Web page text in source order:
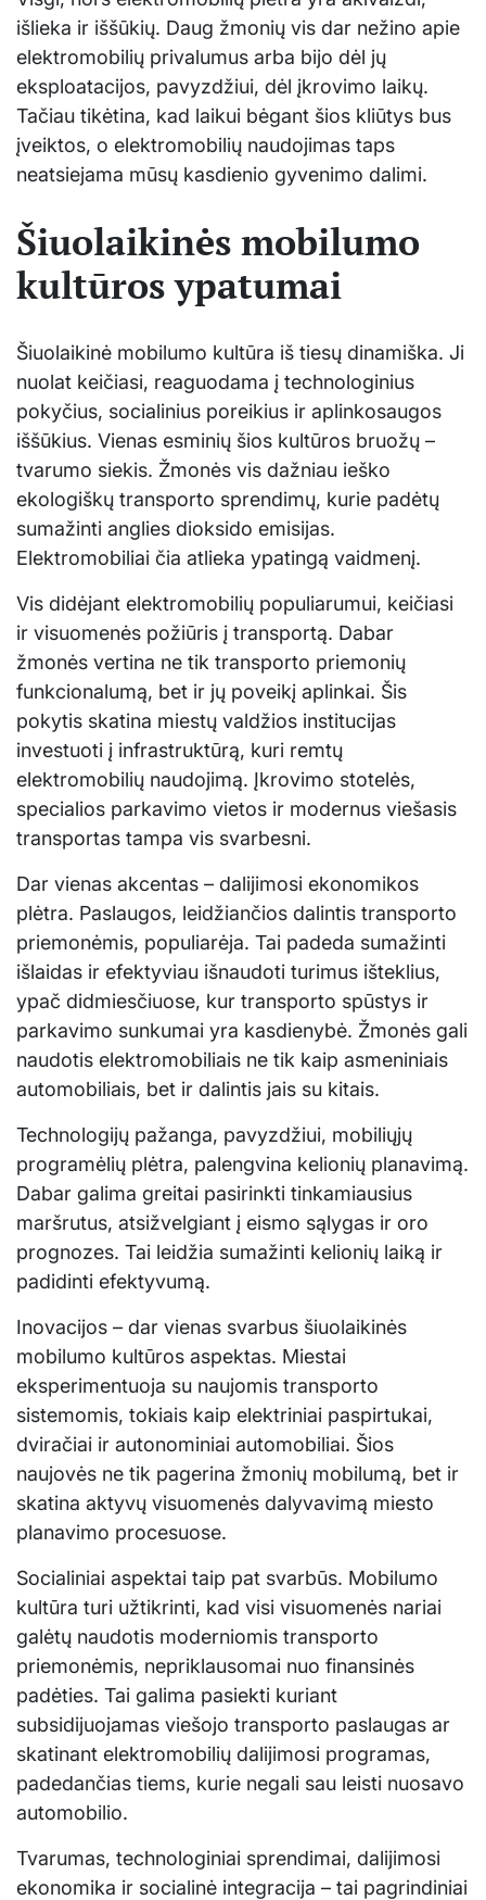
išlieka ir iššūkių. Daug žmonių vis dar nežino apie
elektromobilių privalumus arba bijo dėl jų
eksploatacijos, pavyzdžiui, dėl įkrovimo laikų.
Tačiau tikėtina, kad laikui bėgant šios kliūtys bus
įveiktos, o elektromobilių naudojimas taps
neatsiejama mūsų kasdienio gyvenimo dalimi.
Šiuolaikinės mobilumo
kultūros ypatumai
Šiuolaikinė mobilumo kultūra iš tiesų dinamiška. Ji
nuolat keičiasi, reaguodama į technologinius
pokyčius, socialinius poreikius ir aplinkosaugos
iššūkius. Vienas esminių šios kultūros bruožų –
tvarumo siekis. Žmonės vis dažniau ieško
ekologiškų transporto sprendimų, kurie padėtų
sumažinti anglies dioksido emisijas.
Elektromobiliai čia atlieka ypatingą vaidmenį.
Vis didėjant elektromobilių populiarumui, keičiasi
ir visuomenės požiūris į transportą. Dabar
žmonės vertina ne tik transporto priemonių
funkcionalumą, bet ir jų poveikį aplinkai. Šis
pokytis skatina miestų valdžios institucijas
investuoti į infrastruktūrą, kuri remtų
elektromobilių naudojimą. Įkrovimo stotelės,
specialios parkavimo vietos ir modernus viešasis
transportas tampa vis svarbesni.
Dar vienas akcentas – dalijimosi ekonomikos
plėtra. Paslaugos, leidžiančios dalintis transporto
priemonėmis, populiarėja. Tai padeda sumažinti
išlaidas ir efektyviau išnaudoti turimus išteklius,
ypač didmiesčiuose, kur transporto spūstys ir
parkavimo sunkumai yra kasdienybė. Žmonės gali
naudotis elektromobiliais ne tik kaip asmeniniais
automobiliais, bet ir dalintis jais su kitais.
Technologijų pažanga, pavyzdžiui, mobiliųjų
programėlių plėtra, palengvina kelionių planavimą.
Dabar galima greitai pasirinkti tinkamiausius
maršrutus, atsižvelgiant į eismo sąlygas ir oro
prognozes. Tai leidžia sumažinti kelionių laiką ir
padidinti efektyvumą.
Inovacijos – dar vienas svarbus šiuolaikinės
mobilumo kultūros aspektas. Miestai
eksperimentuoja su naujomis transporto
sistemomis, tokiais kaip elektriniai paspirtukai,
dviračiai ir autonominiai automobiliai. Šios
naujovės ne tik pagerina žmonių mobilumą, bet ir
skatina aktyvų visuomenės dalyvavimą miesto
planavimo procesuose.
Socialiniai aspektai taip pat svarbūs. Mobilumo
kultūra turi užtikrinti, kad visi visuomenės nariai
galėtų naudotis moderniomis transporto
priemonėmis, nepriklausomai nuo finansinės
padėties. Tai galima pasiekti kuriant
subsidijuojamas viešojo transporto paslaugas ar
skatinant elektromobilių dalijimosi programas,
padedančias tiems, kurie negali sau leisti nuosavo
automobilio.
Tvarumas, technologiniai sprendimai, dalijimosi
ekonomika ir socialinė integracija – tai pagrindiniai